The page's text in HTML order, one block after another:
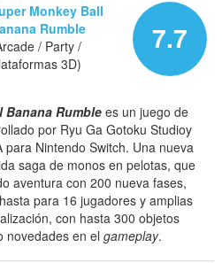
7.7
Monkey Ball
Rumble
/ Party /
3D)
Banana Rumble es un juego de
por Ryu Ga Gotoku Studioy
para Nintendo Switch. Una nueva
saga de monos en pelotas, que
aventura con 200 nueva fases,
hasta para 16 jugadores y amplias
con hasta 300 objetos
novedades en elgameplay.